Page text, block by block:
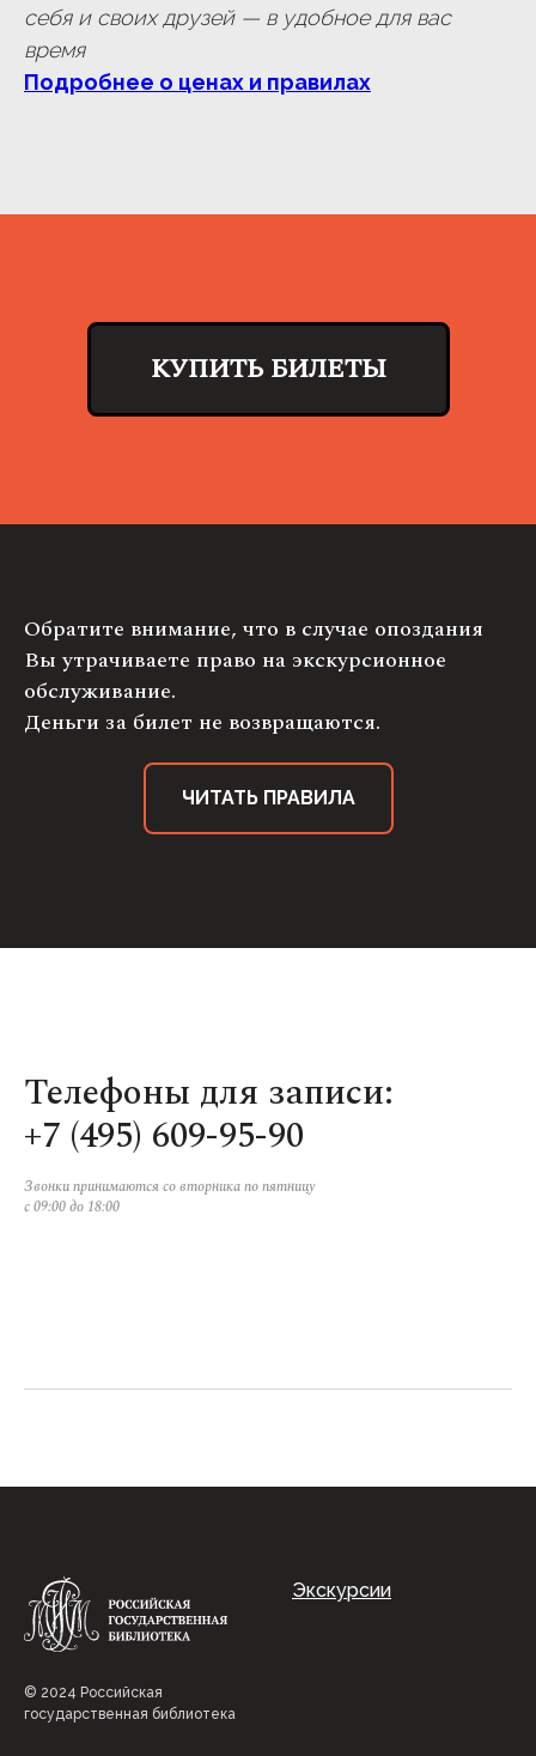
себя и своих друзей — в удобное для вас
время
Подробнее о ценах и правилах
КУПИТЬ БИЛЕТЫ
Обратите внимание, что в случае опоздания
Вы утрачиваете право на экскурсионное
обслуживание.
Деньги за билет не возвращаются.
ЧИТАТЬ ПРАВИЛА
Телефоны для записи:
+7 (495) 609-95-90
Звонки принимаются со вторника по пятницу
с 09:00 до 18:00
© 2024 Российская
государственная библиотека
Экскурсии